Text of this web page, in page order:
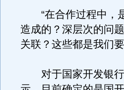
“在合作过程中，
造成的？深层次的问
关联？这些都是我们
对于国家开发银行